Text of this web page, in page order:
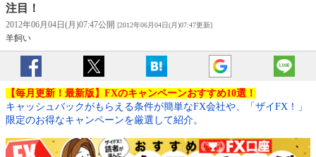
注目！
2012年06月04日(月)07:47公開 [2012年06月04日(月)07:47更新]
羊飼い
【毎月更新！最新版】FXのキャンペーンおすすめ10選！
キャッシュバックがもらえる条件が簡単なFX会社や、「ザイFX！」
限定のお得なキャンペーンを厳選して紹介。